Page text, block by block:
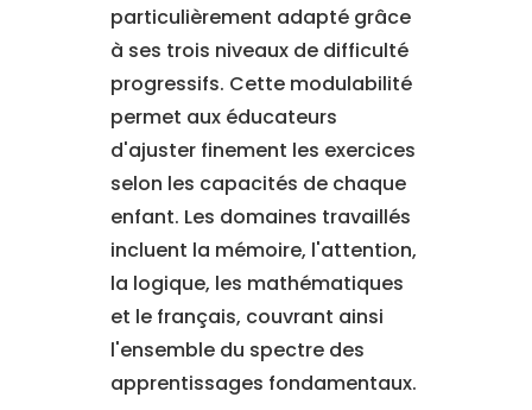
particulièrement adapté grâce
à ses trois niveaux de difficulté
progressifs. Cette modulabilité
permet aux éducateurs
d'ajuster finement les exercices
selon les capacités de chaque
enfant. Les domaines travaillés
incluent la mémoire, l'attention,
la logique, les mathématiques
et le français, couvrant ainsi
l'ensemble du spectre des
apprentissages fondamentaux.